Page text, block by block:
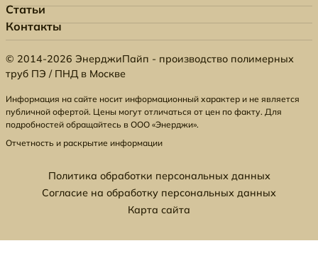
Статьи
Контакты
© 2014-2026 ЭнерджиПайп - производство полимерных
труб ПЭ / ПНД в Москве
Информация на сайте носит информационный характер и не является
публичной офертой. Цены могут отличаться от цен по факту. Для
подробностей обращайтесь в ООО «Энерджи».
Отчетность и раскрытие информации
Политика обработки персональных данных
Согласие на обработку персональных данных
Карта сайта